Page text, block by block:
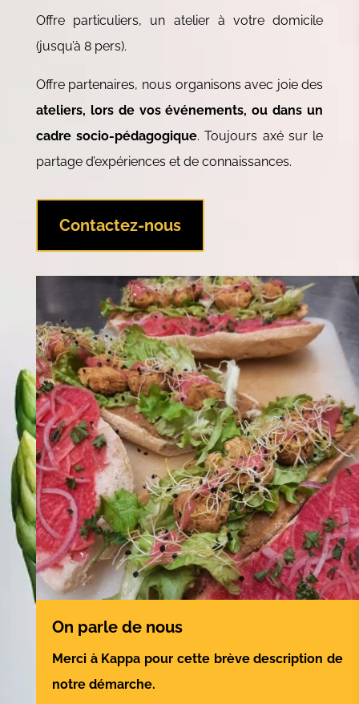
Offre particuliers, un atelier à votre domicile
(jusqu’à 8 pers).
Offre partenaires, nous organisons avec joie des
ateliers, lors de vos événements, ou dans un
cadre socio-pédagogique. Toujours axé sur le
partage d’expériences et de connaissances.
Contactez-nous
On parle de nous
Merci à Kappa pour cette brève description de
notre démarche.